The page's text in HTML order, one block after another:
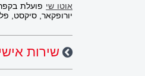
אוטו שי פועלת
יורופקאר, סיקסט,
שירות